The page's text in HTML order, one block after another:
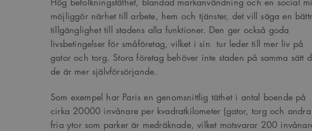
möjliggör närhet till arbete, hem och tjänster, det vill säga en
tillgänglighet till stadens alla funktioner. Den ger också goda
livsbetingelser för småföretag, vilket i sin tur leder till mer liv på
gator och torg. Stora företag behöver inte staden på samma sätt
de är mer självförsörjande.
Som exempel har Paris en genomsnittlig täthet i antal boende på
cirka 20000 invånare per kvadratkilometer (gator, torg och andra
fria ytor som parker är medräknade, vilket motsvarar 200